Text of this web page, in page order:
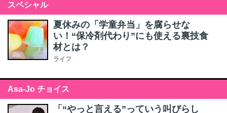
スペシャル
夏休みの「学童弁当」を腐らせな
い！“保冷剤代わり”にも使える裏技食
材とは？
ライフ
Asa-Jo チョイス
「“やっと言える”っていう叫びらし